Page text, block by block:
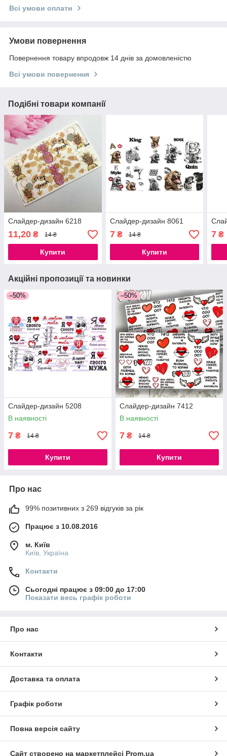
Всі умови оплати
Умови повернення
Повернення товару впродовж 14 днів за домовленістю
Всі умови повернення
Подібні товари компанії
Слайдер-дизайн 6218
11,20 ₴ 14 ₴
Купити
Слайдер-дизайн 8061
7₴ 14 ₴
Купити
7 ₴
Акційні пропозиції та новинки
–50%
Слайдер-дизайн 5208
В наявності
7 ₴ 14 ₴
Купити
–50%
Слайдер-дизайн 7412
В наявності
7 ₴ 14 ₴
Купити
Про нас
99% позитивних з 269 відгуків за рік
Працює з 10.08.2016
м. Київ
Київ, Україна
Контакти
Сьогодні працює з 09:00 до 17:00
Показати весь графік роботи
Про нас
Контакти
Доставка та оплата
Графік роботи
Повна версія сайту
Сайт створено на маркетплейсі Prom.ua